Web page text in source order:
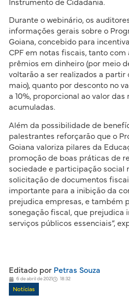
Instrumento de Cidadania.
Durante o webinário, os
informações gerais sobre o
Goiana, concebido para
CPF em notas fiscais, tanto
prêmios em dinheiro (por meio
voltarão a ser realizados a partir
maio), quanto por desconto no
a 10%, proporcional ao valor
acumuladas.
Além da possibilidade de
palestrantes reforçarão que o
Goiana valoriza pilares da
promoção de boas práticas de
sociedade e participação social
solicitação de documentos
importante para a inibição da
prejudica empresas, e também
sonegação fiscal, que prejudica
serviços públicos essenciais”,
Editado porPetras Souza
6 de abril de 2021 18:32
Notícias